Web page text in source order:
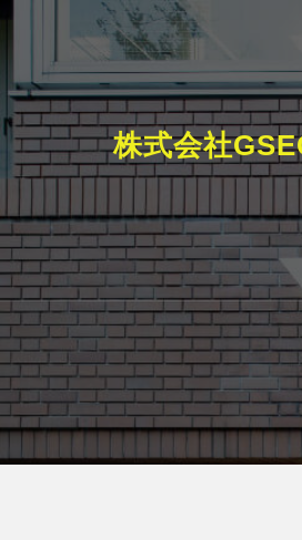
Skip to the content
株式会社